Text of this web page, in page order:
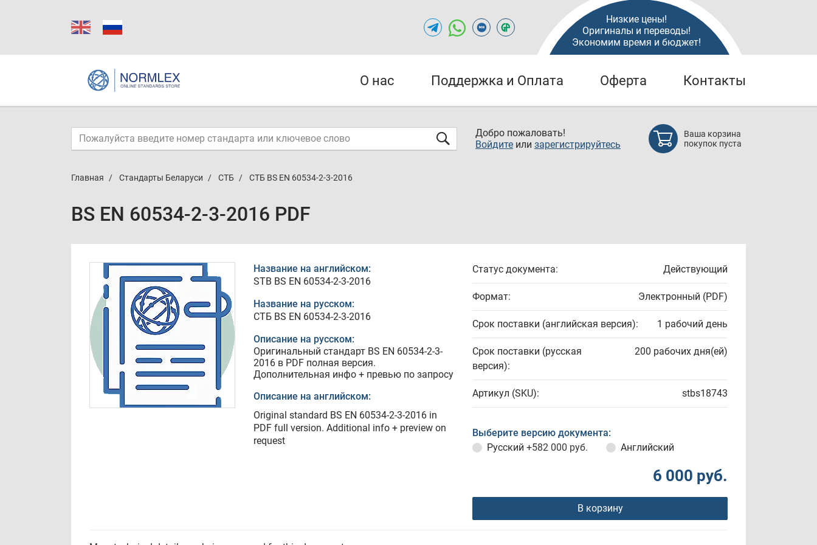
Низкие цены!
Оригиналы и переводы!
Экономим время и бюджет!
О нас Поддержка и Оплата Оферта Контакты
Добро пожаловать!
Войдите или зарегистрируйтесь
Ваша корзина
покупок пуста
Главная Стандарты Беларуси СТБ СТБ BS EN 60534-2-3-2016
BS EN 60534-2-3-2016 PDF
Название на английском:
STB BS EN 60534-2-3-2016
Название на русском:
СТБ BS EN 60534-2-3-2016
Описание на русском:
Оригинальный стандарт BS EN 60534-2-3-
2016 в PDF полная версия.
Дополнительная инфо + превью по запросу
Описание на английском:
Original standard BS EN 60534-2-3-2016 in
PDF full version. Additional info + preview on
request
Статус документа: Действующий
Формат: Электронный (PDF)
Срок поставки (английская версия): 1 рабочий день
Срок поставки (русская
версия):
200 рабочих дня(ей)
Артикул (SKU): stbs18743
Выберите версию документа:
Русский +582 000 руб. Английский
6 000 руб.
В корзину